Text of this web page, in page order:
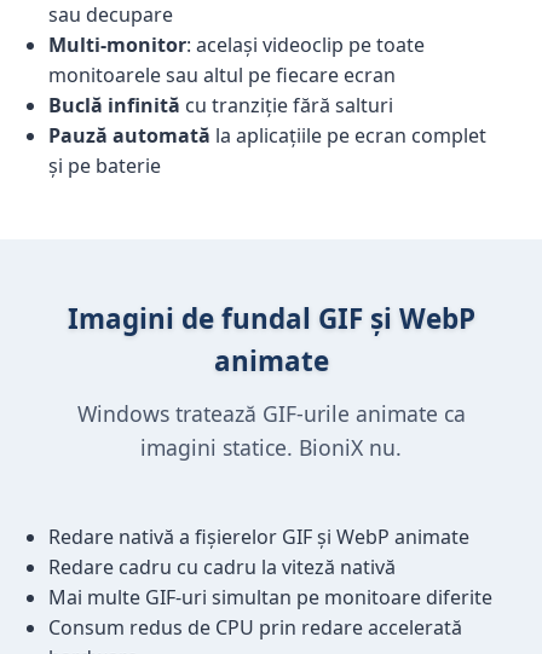
sau decupare
Multi-monitor: același videoclip pe toate
monitoarele sau altul pe fiecare ecran
Buclă infinită cu tranziție fără salturi
Pauză automată la aplicațiile pe ecran complet
și pe baterie
Imagini de fundal GIF și WebP
animate
Windows tratează GIF-urile animate ca
imagini statice. BioniX nu.
Redare nativă a fișierelor GIF și WebP animate
Redare cadru cu cadru la viteză nativă
Mai multe GIF-uri simultan pe monitoare diferite
Consum redus de CPU prin redare accelerată